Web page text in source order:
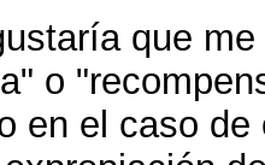
que
o
en el caso